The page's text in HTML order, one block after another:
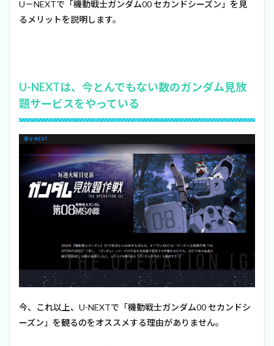
U－NEXTで「機動戦士ガンダム00 セカンドシーズン」を見
るメリットを説明します。
U-NEXTは、今とんでもない数のガンダム見放
題サービスをやっている
今、これ以上、U-NEXTで「機動戦士ガンダム00 セカンドシ
ーズン」を観るのをオススメする理由がありません。